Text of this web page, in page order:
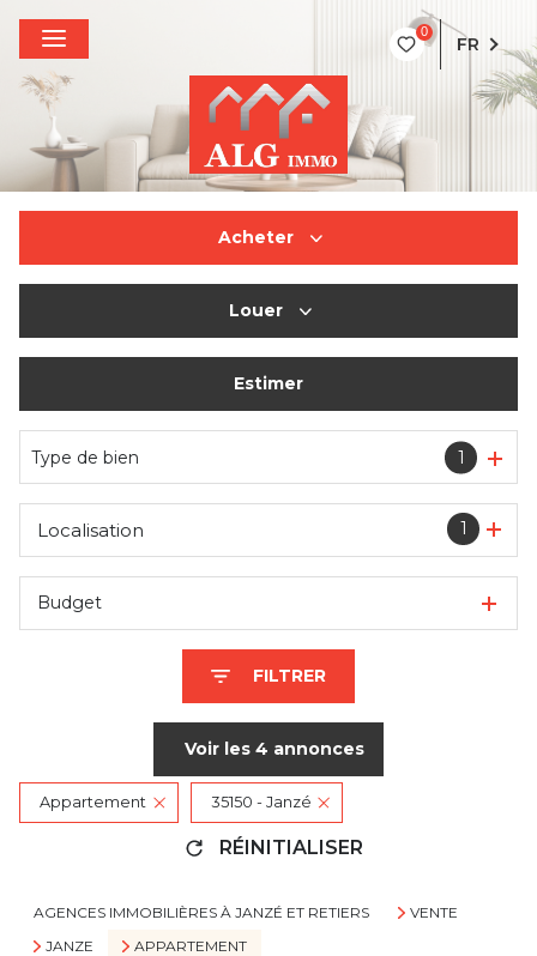
0
FR
Acheter
Louer
De l'immo pro
Estimer
Type de bien 1
1
Localisation
Budget
FILTRER
Voir les 4 annonces
Appartement 35150 - Janzé
RÉINITIALISER
AGENCES IMMOBILIÈRES À JANZÉ ET RETIERS
VENTE
JANZE
APPARTEMENT